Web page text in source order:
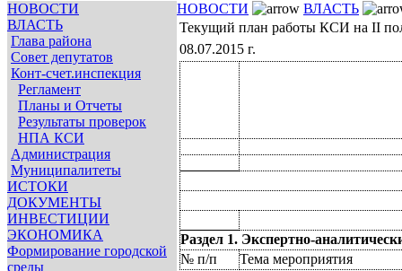
НОВОСТИ
ВЛАСТЬ
Глава района
Совет депутатов
Конт-счет.инспекция
Регламент
Планы и Отчеты
Результаты проверок
НПА КСИ
Администрация
Муниципалитеты
ИСТОКИ
ДОКУМЕНТЫ
ИНВЕСТИЦИИ
ЭКОНОМИКА
Формирование городской
среды
НОВОСТИ
ВЛАСТЬ
Текущий план работы КСИ на II
08.07.2015 г.
Раздел 1. Экспертно-
№ п/п
Тема мероприятия